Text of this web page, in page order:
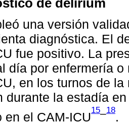
de delirium
una versión
diagnóstica. El
fue positivo. La
día por enfermería
en los turnos de
durante la estadía
en el CAM-ICU
15–18
.